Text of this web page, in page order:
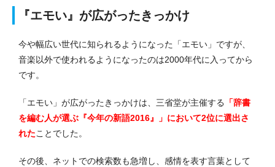
『エモい』が広がったきっかけ
今や幅広い世代に知られるようになった「エモい」ですが、
音楽以外で使われるようになったのは2000年代に入ってから
です。
「エモい」が広がったきっかけは、三省堂が主催する
「辞書
を編む人が選ぶ『今年の新語2016』」において2位に選出さ
れたことでした。
その後、ネットでの検索数も急増し、感情を表す言葉として